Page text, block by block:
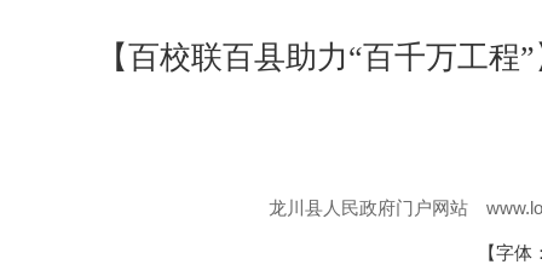
【百校联百县助力“百千万工
龙川县人民政府门户网站
【字体